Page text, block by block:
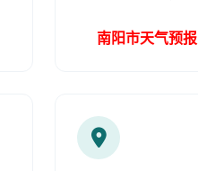
南阳市天气预报